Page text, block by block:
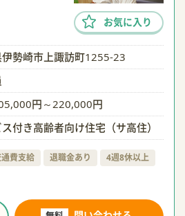
お気に入り
勢崎市上諏訪町1255-23
円～220,000円
付き高齢者向け住宅（サ高住）
費支給 退職金あり
4週8休以上